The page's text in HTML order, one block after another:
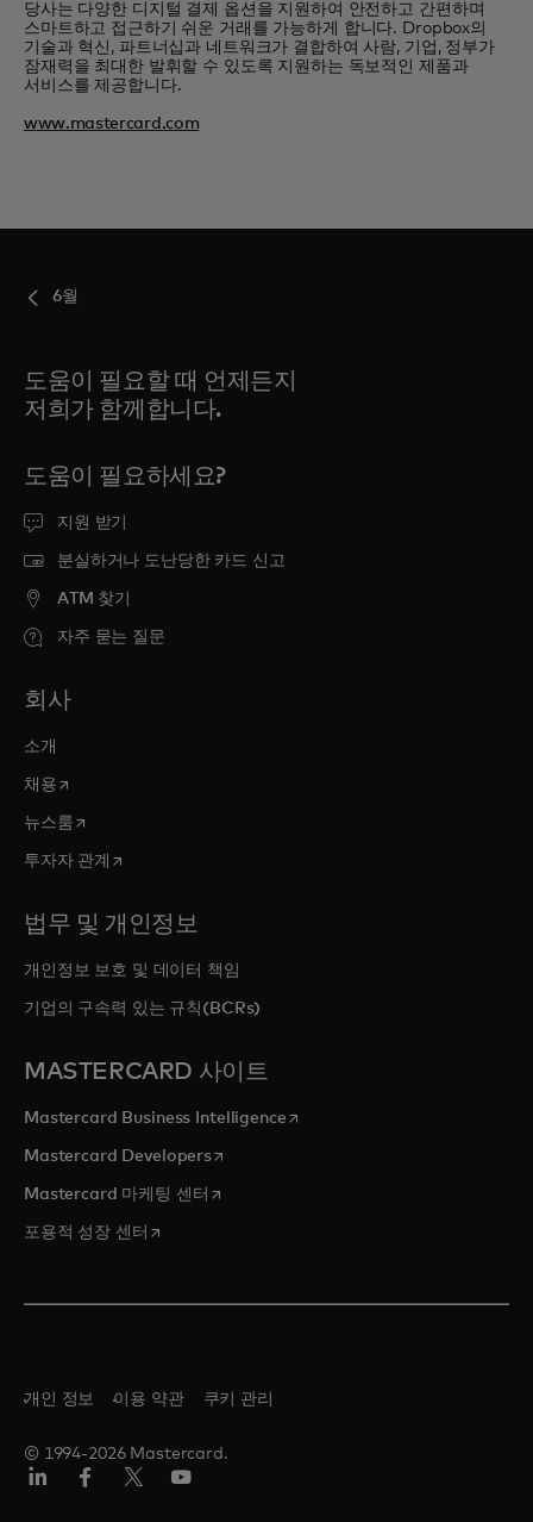
당사는 다양한 디지털 결제 옵션을 지원하여 안전하고 간편하며
스마트하고 접근하기 쉬운 거래를 가능하게 합니다. Dropbox의
기술과 혁신, 파트너십과 네트워크가 결합하여 사람, 기업, 정부가
잠재력을 최대한 발휘할 수 있도록 지원하는 독보적인 제품과
서비스를 제공합니다.
www.mastercard.com
6월
도움이 필요할 때 언제든지
저희가 함께합니다.
도움이 필요하세요?
지원 받기
분실하거나 도난당한 카드 신고
ATM 찾기
자주 묻는 질문
회사
소개
채용새 탭에서 열림
뉴스룸새 탭에서 열림
투자자 관계 새 탭에서 열림
법무 및 개인정보
개인정보 보호 및 데이터 책임
기업의 구속력 있는 규칙(BCRs)
MASTERCARD 사이트
Mastercard Business Intelligence새 탭에서 열림
Mastercard Developers새 탭에서 열림
Mastercard 마케팅 센터 새 탭에서 열림
포용적 성장 센터 새 탭에서 열림
© 1994-2026 Mastercard.
개인 정보 이용 약관 쿠키 관리